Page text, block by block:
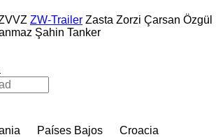
ZW-Trailer Zasta Zorzi Çarsan Özgül
Şahin Tanker
Países Bajos
Croacia